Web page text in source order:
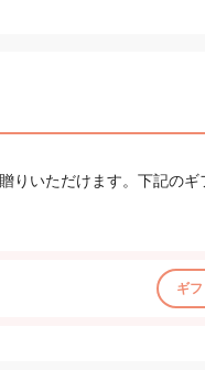
りいただけます。下記の
ギ